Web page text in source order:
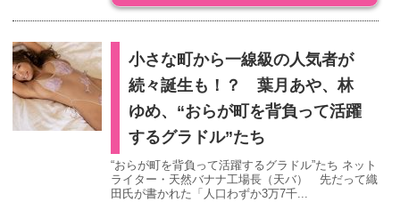
小さな町から一線級の人気者が
続々誕生も！？ 葉月あや、林
ゆめ、“おらが町を背負って活躍
するグラドル”たち
“おらが町を背負って活躍するグラドル”たち ネット
ライター・天然バナナ工場長（天バ） 先だって織
田氏が書かれた「人口わずか3万7千...